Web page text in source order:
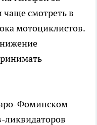
смотреть в
мотоциклистов.
Фоминском
ликвидаторов